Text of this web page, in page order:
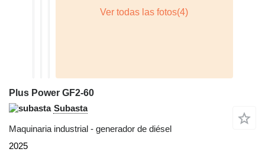
Plus Power GF2-60
Subasta
Maquinaria industrial - generador de diésel
2025